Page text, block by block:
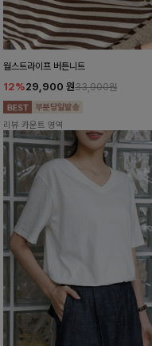
월스트라이프 버튼니트
12%29,900 원33,900원
리뷰 카운트 영역